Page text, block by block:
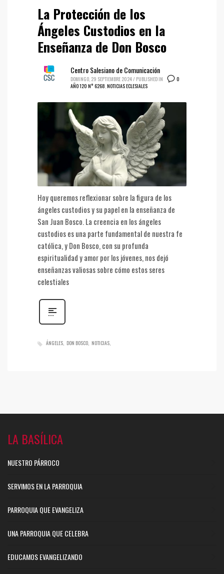
La Protección de los
Ángeles Custodios en la
Enseñanza de Don Bosco
0
Centro Salesiano de Comunicación
DOMINGO, 29 SEPTIEMBRE 2024/ PUBLISHED IN
AÑO 120 N° 6268,NOTICIAS ECLESIALES
Hoy queremos reflexionar sobre la figura de los
ángeles custodios y su papel en la enseñanza de
San Juan Bosco. La creencia en los ángeles
custodios es una parte fundamental de nuestra fe
católica, y Don Bosco, con su profunda
espiritualidad y amor por los jóvenes, nos dejó
enseñanzas valiosas sobre cómo estos seres
celestiales
ÁNGELES DON BOSCO NOTICIAS
LA BASÍLICA
NUESTRO PÁRROCO
SERVIMOS EN LA PARROQUIA
PARROQUIA QUE EVANGELIZA
UNA PARROQUIA QUE CELEBRA
EDUCAMOS EVANGELIZANDO